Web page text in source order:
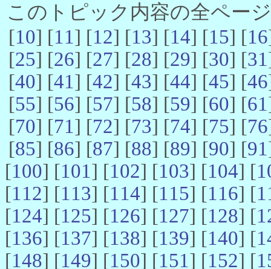
このトピック内容の全ペー
[10] [11] [12] [13] [14] [15] [16
[25] [26] [27] [28] [29] [30] [31
[40] [41] [42] [43] [44] [45] [46
[55] [56] [57] [58] [59] [60] [61
[70] [71] [72] [73] [74] [75] [76
[85] [86] [87] [88] [89] [90] [91
[100] [101] [102] [103] [104] [
[112] [113] [114] [115] [116] [
[124] [125] [126] [127] [128] [
[136] [137] [138] [139] [140] [
[148] [149] [150] [151] [152] [